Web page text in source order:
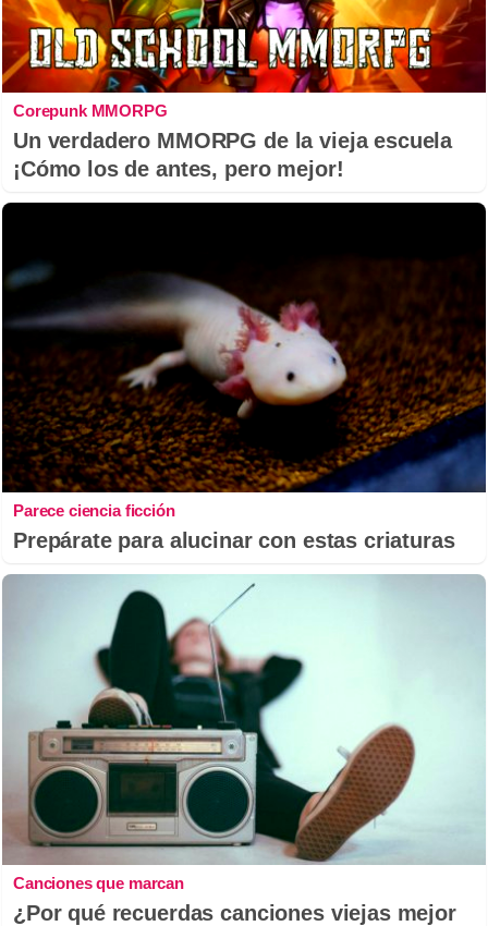
Corepunk MMORPG
Un verdadero MMORPG de la vieja escuela
¡Cómo los de antes, pero mejor!
Parece ciencia ficción
Prepárate para alucinar con estas criaturas
Canciones que marcan
¿Por qué recuerdas canciones viejas mejor